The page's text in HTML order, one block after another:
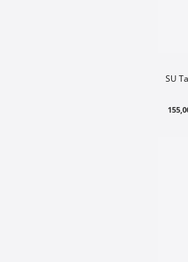
SU